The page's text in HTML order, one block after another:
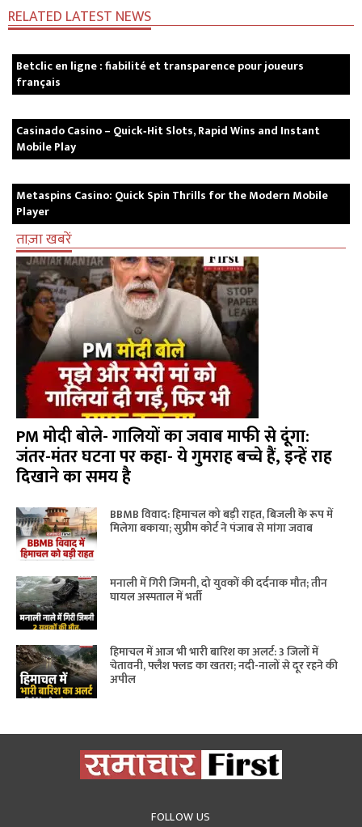
RELATED LATEST NEWS
Betclic en ligne : fiabilité et transparence pour joueurs
français
Casinado Casino – Quick‑Hit Slots, Rapid Wins and Instant
Mobile Play
Metaspins Casino: Quick Spin Thrills for the Modern Mobile
Player
ताज़ा खबरें
PM मोदी बोले- गालियों का जवाब माफी से दूंगा:
जंतर-मंतर घटना पर कहा- ये गुमराह बच्चे हैं, इन्हें राह
दिखाने का समय है
BBMB विवाद: हिमाचल को बड़ी राहत, बिजली के रूप में
मिलेगा बकाया; सुप्रीम कोर्ट ने पंजाब से मांगा जवाब
मनाली में गिरी जिमनी, दो युवकों की दर्दनाक मौत; तीन
घायल अस्पताल में भर्ती
हिमाचल में आज भी भारी बारिश का अलर्ट: 3 जिलों में
चेतावनी, फ्लैश फ्लड का खतरा; नदी-नालों से दूर रहने की
अपील
FOLLOW US